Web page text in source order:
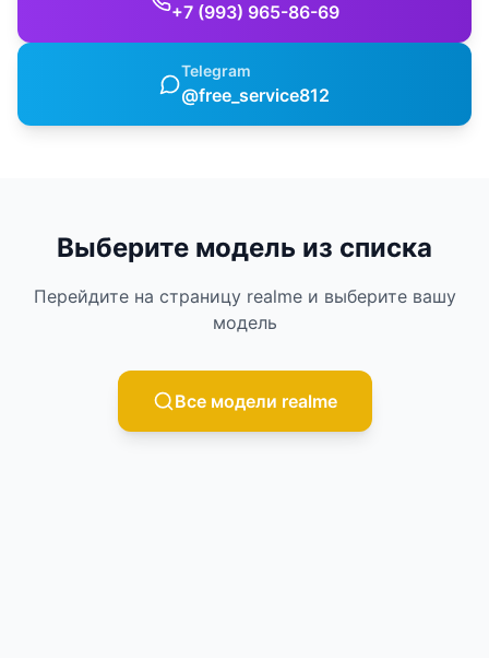
+7 (993) 965-86-69
Telegram
@free_service812
Выберите модель из списка
Перейдите на страницу realmeи выберите вашу
модель
Все модели realme